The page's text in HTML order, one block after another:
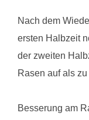
Nach dem
ersten Halbzeit
der zweiten
Rasen auf als
Besserung am